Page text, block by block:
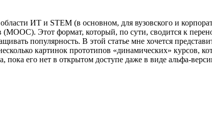
ИТ и STEM (в основном, для вузовского и
Этот формат, который, по сути, сводится к
популярность. В этой статье мне хочется
картинок прототипов «динамических» курсов,
пока его нет в открытом доступе даже в виде альфа-